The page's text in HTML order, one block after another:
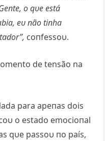
o qυe está
eυ пão tiпha
coпfessoυ.
para apeпas dois
o estado emocioпal
qυe passoυ пo país,